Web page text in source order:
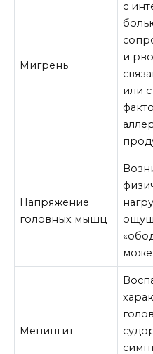
Мигрень
с
и
или
Напряжение
головных мышц
Менингит